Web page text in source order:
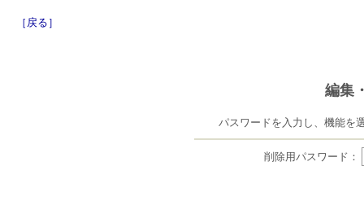
［戻る］
編集
パスワードを入力し、機能を
削除用パスワード：